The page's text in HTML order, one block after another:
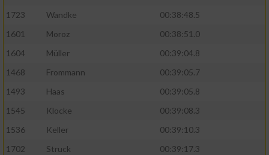
1723
Wandke
00:38:48.5
1601
Moroz
00:38:51.0
1604
Müller
00:39:04.8
1468
Frommann
00:39:05.7
1493
Haas
00:39:05.8
1545
Klocke
00:39:08.3
1536
Keller
00:39:10.3
1702
Struck
00:39:17.3
Verwendung reduzierter Daten zur Auswahl
Erstellung von Profilen für personalisierte
Verwendung von Profilen zur Auswahl
Erstellung von Profilen zur Personalisierung